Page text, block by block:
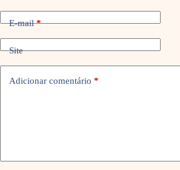
E-mail*
Site
Adicionar comentário *